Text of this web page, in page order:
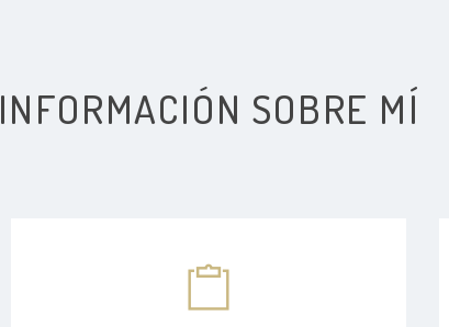
INFORMACIÓN SOBRE MÍ